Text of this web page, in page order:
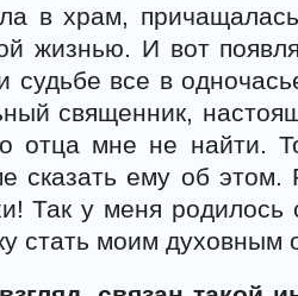
в храм,
жизнью. И вот
все в
священник,
отца мне не найти.
сказать ему об
Так у меня родилось
стать моим духовным